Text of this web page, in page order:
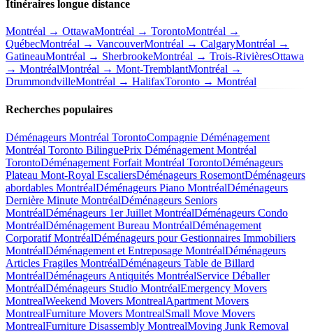
Itinéraires longue distance
Montréal → OttawaMontréal → TorontoMontréal →
QuébecMontréal → VancouverMontréal → CalgaryMontréal →
GatineauMontréal → SherbrookeMontréal → Trois-RivièresOttawa
→ MontréalMontréal → Mont-TremblantMontréal →
DrummondvilleMontréal → HalifaxToronto → Montréal
Recherches populaires
Déménageurs Montréal TorontoCompagnie Déménagement
Montréal Toronto BilinguePrix Déménagement Montréal
TorontoDéménagement Forfait Montréal TorontoDéménageurs
Plateau Mont-Royal EscaliersDéménageurs RosemontDéménageurs
abordables MontréalDéménageurs Piano MontréalDéménageurs
Dernière Minute MontréalDéménageurs Seniors
MontréalDéménageurs 1er Juillet MontréalDéménageurs Condo
MontréalDéménagement Bureau MontréalDéménagement
Corporatif MontréalDéménageurs pour Gestionnaires Immobiliers
MontréalDéménagement et Entreposage MontréalDéménageurs
Articles Fragiles MontréalDéménageurs Table de Billard
MontréalDéménageurs Antiquités MontréalService Déballer
MontréalDéménageurs Studio MontréalEmergency Movers
MontrealWeekend Movers MontrealApartment Movers
MontrealFurniture Movers MontrealSmall Move Movers
MontrealFurniture Disassembly MontrealMoving Junk Removal